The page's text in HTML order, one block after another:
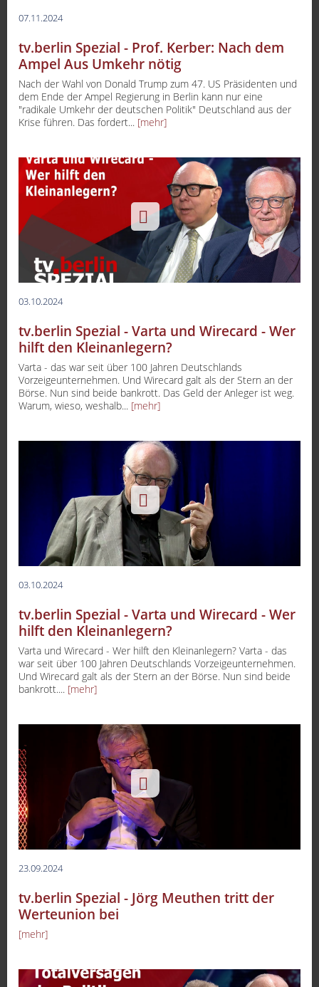
07.11.2024
tv.berlin Spezial - Prof. Kerber: Nach dem
Ampel Aus Umkehr nötig
Nach der Wahl von Donald Trump zum 47. US Präsidenten und
dem Ende der Ampel Regierung in Berlin kann nur eine
"radikale Umkehr der deutschen Politik" Deutschland aus der
Krise führen. Das fordert... [mehr]
03.10.2024
tv.berlin Spezial - Varta und Wirecard - Wer
hilft den Kleinanlegern?
Varta - das war seit über 100 Jahren Deutschlands
Vorzeigeunternehmen. Und Wirecard galt als der Stern an der
Börse. Nun sind beide bankrott. Das Geld der Anleger ist weg.
Warum, wieso, weshalb... [mehr]
03.10.2024
tv.berlin Spezial - Varta und Wirecard - Wer
hilft den Kleinanlegern?
Varta und Wirecard - Wer hilft den Kleinanlegern? Varta - das
war seit über 100 Jahren Deutschlands Vorzeigeunternehmen.
Und Wirecard galt als der Stern an der Börse. Nun sind beide
bankrott.... [mehr]
23.09.2024
tv.berlin Spezial - Jörg Meuthen tritt der
Werteunion bei
[mehr]